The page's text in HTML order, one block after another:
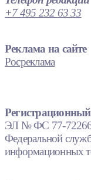
+7 495 232 63 33
Реклама на сайте
Росреклама
ЭЛ № ФС 77-72266
Федеральной
информационных